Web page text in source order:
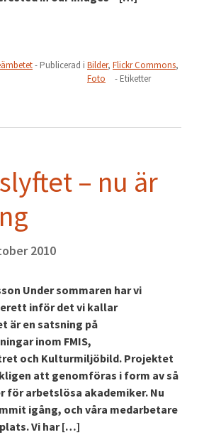
- Publicerad i Bilder, Flickr Commons,
Foto
- Etiketter
– nu är
2010
Under sommaren har vi
inför det vi kallar
är en satsning på
inom FMIS,
och Kulturmiljöbild. Projektet
att genomföras i form av så
för arbetslösa akademiker. Nu
igång, och våra medarbetare
Vi har […]